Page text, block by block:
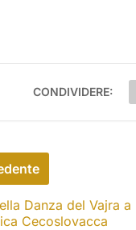
CONDIVIDERE:
Danza del Vajra a
Cecoslovacca